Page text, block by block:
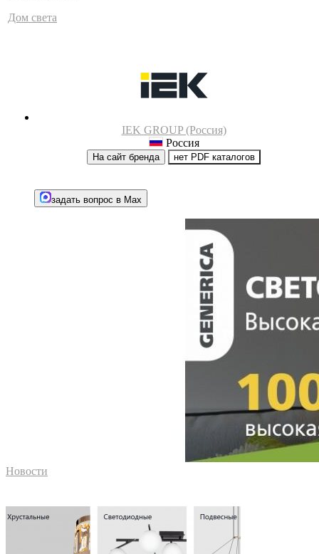
Дом света
IEK GROUP (Россия)
Россия
На сайт бренда нет PDF каталогов
задать вопрос в Max
Новости